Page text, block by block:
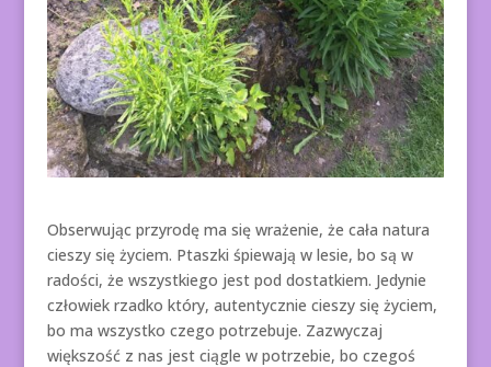
Obserwując przyrodę ma się wrażenie, że cała natura
cieszy się życiem. Ptaszki śpiewają w lesie, bo są w
radości, że wszystkiego jest pod dostatkiem. Jedynie
człowiek rzadko który, autentycznie cieszy się życiem,
bo ma wszystko czego potrzebuje. Zazwyczaj
większość z nas jest ciągle w potrzebie, bo czegoś